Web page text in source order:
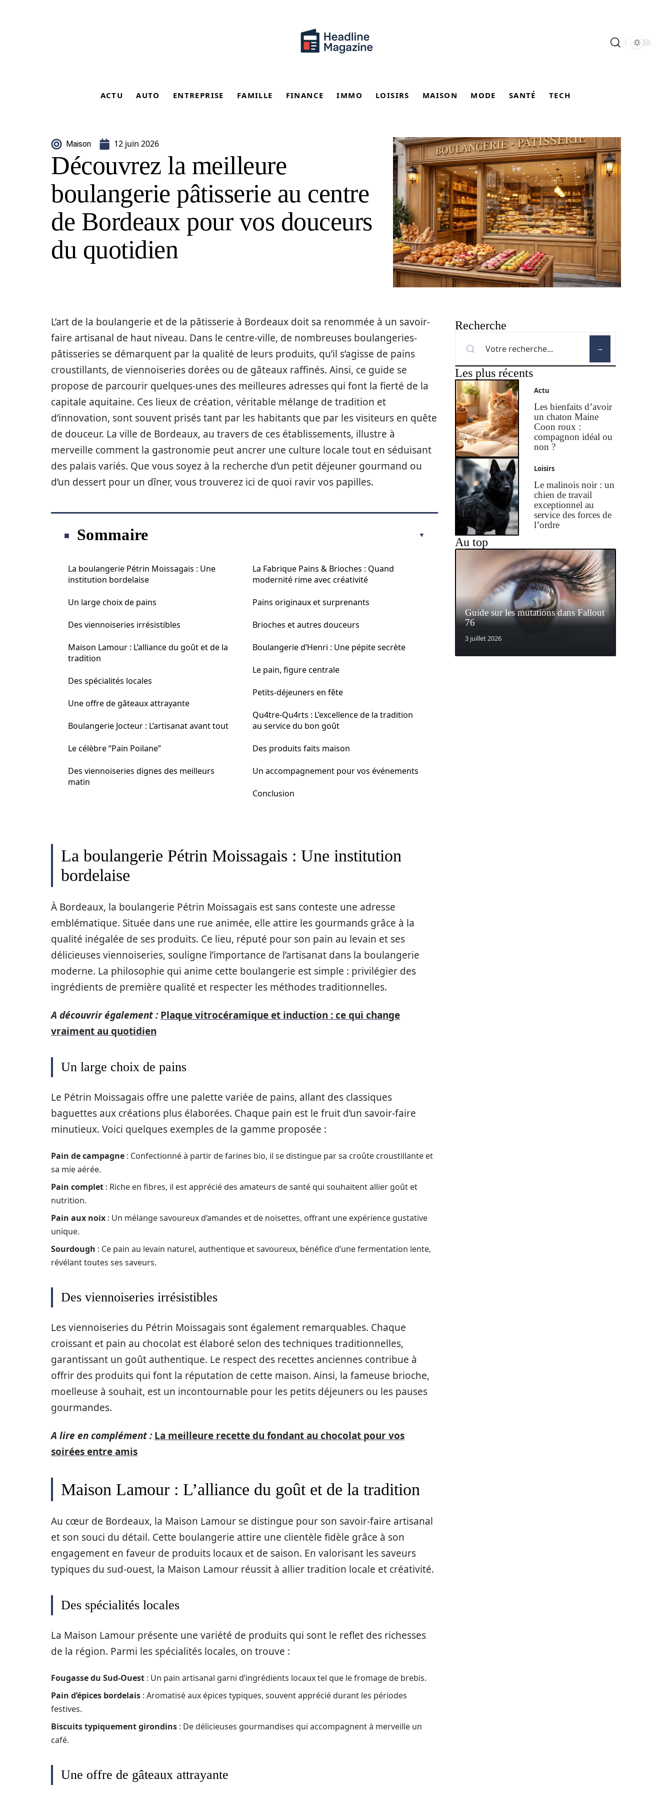
ACTU AUTO ENTREPRISE FAMILLE FINANCE IMMO LOISIRS MAISON MODE SANTÉ TECH
Maison 12 juin 2026
Découvrez la meilleure
boulangerie pâtisserie au centre
de Bordeaux pour vos douceurs
du quotidien
L’art de la boulangerie et de la pâtisserie à Bordeaux doit sa renommée à un savoir-
faire artisanal de haut niveau. Dans le centre-ville, de nombreuses boulangeries-
pâtisseries se démarquent par la qualité de leurs produits, qu’il s’agisse de pains
croustillants, de viennoiseries dorées ou de gâteaux raffinés. Ainsi, ce guide se
propose de parcourir quelques-unes des meilleures adresses qui font la fierté de la
capitale aquitaine. Ces lieux de création, véritable mélange de tradition et
d’innovation, sont souvent prisés tant par les habitants que par les visiteurs en quête
de douceur. La ville de Bordeaux, au travers de ces établissements, illustre à
merveille comment la gastronomie peut ancrer une culture locale tout en séduisant
des palais variés. Que vous soyez à la recherche d’un petit déjeuner gourmand ou
d’un dessert pour un dîner, vous trouverez ici de quoi ravir vos papilles.
Sommaire
La boulangerie Pétrin Moissagais : Une
institution bordelaise
Un large choix de pains
Des viennoiseries irrésistibles
Maison Lamour : L’alliance du goût et de la
tradition
Des spécialités locales
Une offre de gâteaux attrayante
Boulangerie Jocteur : L’artisanat avant tout
Le célèbre “Pain Poilane”
Des viennoiseries dignes des meilleurs
matin
La Fabrique Pains & Brioches : Quand
modernité rime avec créativité
Pains originaux et surprenants
Brioches et autres douceurs
Boulangerie d’Henri : Une pépite secrète
Le pain, figure centrale
Petits-déjeuners en fête
Qu4tre-Qu4rts : L’excellence de la tradition
au service du bon goût
Des produits faits maison
Un accompagnement pour vos événements
Conclusion
La boulangerie Pétrin Moissagais : Une institution
bordelaise
À Bordeaux, la boulangerie Pétrin Moissagais est sans conteste une adresse
emblématique. Située dans une rue animée, elle attire les gourmands grâce à la
qualité inégalée de ses produits. Ce lieu, réputé pour son pain au levain et ses
délicieuses viennoiseries, souligne l’importance de l’artisanat dans la boulangerie
moderne. La philosophie qui anime cette boulangerie est simple : privilégier des
ingrédients de première qualité et respecter les méthodes traditionnelles.
A découvrir également : Plaque vitrocéramique et induction : ce qui change
vraiment au quotidien
Un large choix de pains
Le Pétrin Moissagais offre une palette variée de pains, allant des classiques
baguettes aux créations plus élaborées. Chaque pain est le fruit d’un savoir-faire
minutieux. Voici quelques exemples de la gamme proposée :
Pain de campagne : Confectionné à partir de farines bio, il se distingue par sa croûte croustillante et
sa mie aérée.
Pain complet : Riche en fibres, il est apprécié des amateurs de santé qui souhaitent allier goût et
nutrition.
Pain aux noix : Un mélange savoureux d’amandes et de noisettes, offrant une expérience gustative
unique.
Sourdough : Ce pain au levain naturel, authentique et savoureux, bénéfice d’une fermentation lente,
révélant toutes ses saveurs.
Des viennoiseries irrésistibles
Les viennoiseries du Pétrin Moissagais sont également remarquables. Chaque
croissant et pain au chocolat est élaboré selon des techniques traditionnelles,
garantissant un goût authentique. Le respect des recettes anciennes contribue à
offrir des produits qui font la réputation de cette maison. Ainsi, la fameuse brioche,
moelleuse à souhait, est un incontournable pour les petits déjeuners ou les pauses
gourmandes.
A lire en complément : La meilleure recette du fondant au chocolat pour vos
soirées entre amis
Maison Lamour : L’alliance du goût et de la tradition
Au cœur de Bordeaux, la Maison Lamour se distingue pour son savoir-faire artisanal
et son souci du détail. Cette boulangerie attire une clientèle fidèle grâce à son
engagement en faveur de produits locaux et de saison. En valorisant les saveurs
typiques du sud-ouest, la Maison Lamour réussit à allier tradition locale et créativité.
Des spécialités locales
La Maison Lamour présente une variété de produits qui sont le reflet des richesses
de la région. Parmi les spécialités locales, on trouve :
Fougasse du Sud-Ouest : Un pain artisanal garni d’ingrédients locaux tel que le fromage de brebis.
Pain d’épices bordelais : Aromatisé aux épices typiques, souvent apprécié durant les périodes
festives.
Biscuits typiquement girondins : De délicieuses gourmandises qui accompagnent à merveille un
café.
Une offre de gâteaux attrayante
Recherche
Les plus récents
Actu
Les bienfaits d’avoir
un chaton Maine
Coon roux :
compagnon idéal ou
non ?
Loisirs
Le malinois noir : un
chien de travail
exceptionnel au
service des forces de
l’ordre
Au top
Guide sur les mutations dans Fallout
76
3 juillet 2026